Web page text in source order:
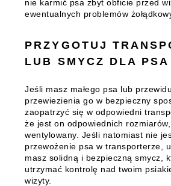
nie karmić psa zbyt obficie przed
ewentualnych problemów
PRZYGOTUJ
LUB SMYCZ DLA PSA
Jeśli masz małego psa lub
przewiezienia go w bezpieczny
zaopatrzyć się w odpowiedni
że jest on odpowiednich
wentylowany. Jeśli natomiast nie
przewożenie psa w transporterze,
masz solidną i bezpieczną smycz,
utrzymać kontrolę nad twoim
wizyty.